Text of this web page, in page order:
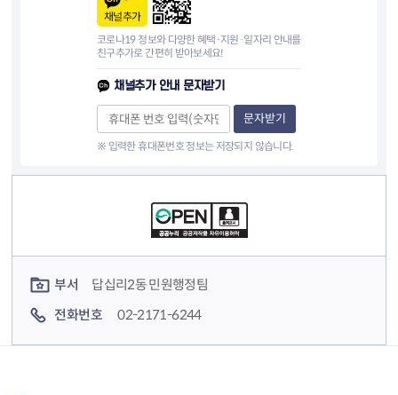
채널추가
코로나19 정보와 다양한 혜택·지원·일자리 안내를
친구추가로 간편히 받아보세요!
채널추가 안내 문자받기
문자받기
※ 입력한 휴대폰번호 정보는 저장되지 않습니다.
부서
답십리2동 민원행정팀
전화번호
02-2171-6244